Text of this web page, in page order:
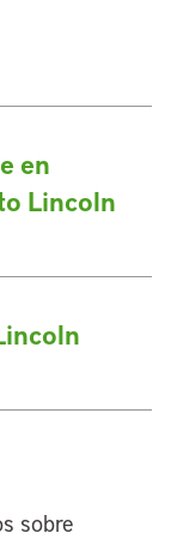
en
Lincoln
sobre